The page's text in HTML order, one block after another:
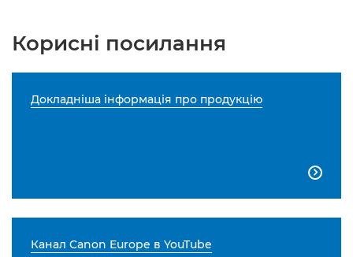
Корисні посилання
Докладніша інформація про продукцію

Канал Canon Europe в YouTube